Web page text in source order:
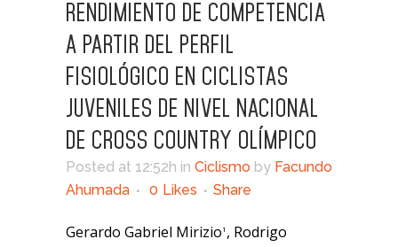
RENDIMIENTO DE COMPETENCIA
A PARTIR DEL PERFIL
FISIOLÓGICO EN CICLISTAS
JUVENILES DE NIVEL NACIONAL
DE CROSS COUNTRY OLÍMPICO
Posted at 12:52h in Ciclismo by Facundo
Ahumada
0 Likes Share
Gerardo Gabriel Mirizio1 , Rodrigo